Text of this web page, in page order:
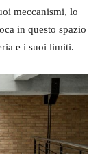
meccanismi, lo
in questo spazio
e i suoi limiti.